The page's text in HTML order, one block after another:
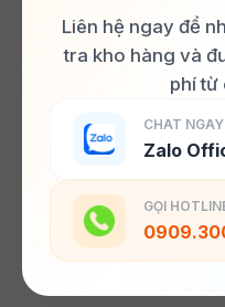
Liên hệ ngay để
tra kho hàng và
phí từ
CHAT
Zalo
GỌI